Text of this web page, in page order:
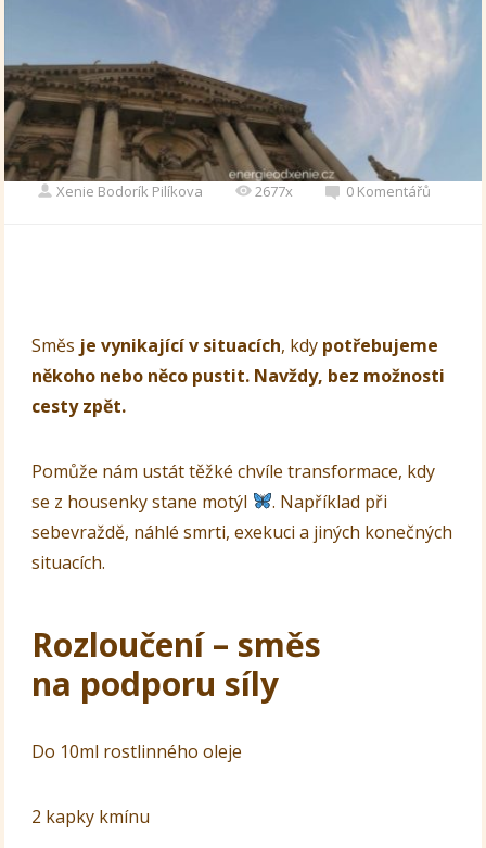
Xenie Bodorík Pilíkova 2677x 0 Komentářů
Směs je vynikající v situacích, kdy potřebujeme
někoho nebo něco pustit. Navždy, bez možnosti
cesty zpět.
Pomůže nám ustát těžké chvíle transformace, kdy
se z housenky stane motýl
. Například při
sebevraždě, náhlé smrti, exekuci a jiných konečných
situacích.
Rozloučení – směs
na podporu síly
Do 10ml rostlinného oleje
2 kapky kmínu